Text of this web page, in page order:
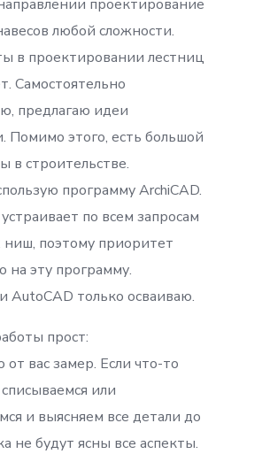
проектирование
любой сложности.
в проектировании лестниц
Самостоятельно
предлагаю идеи
Помимо этого, есть большой
в строительстве.
программу ArchiCAD.
по всем запросам
поэтому приоритет
на эту программу.
AutoCAD только осваиваю.
прост:
от вас замер. Если что-то
или
и выясняем все детали до
не будут ясны все аспекты.